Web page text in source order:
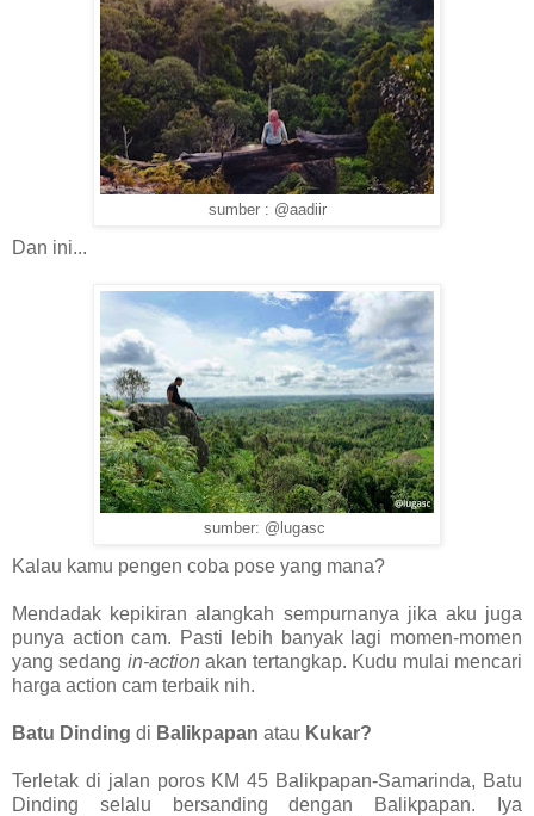
sumber : @aadiir
Dan ini...
sumber: @lugasc
Kalau kamu pengen coba pose yang mana?
Mendadak kepikiran alangkah sempurnanya jika aku juga
punya action cam. Pasti lebih banyak lagi momen-momen
yang sedang in-action akan tertangkap. Kudu mulai mencari
harga action cam terbaik nih.
Batu Dinding di Balikpapan atau Kukar?
Terletak di jalan poros KM 45 Balikpapan-Samarinda, Batu
Dinding selalu bersanding dengan Balikpapan. Iya